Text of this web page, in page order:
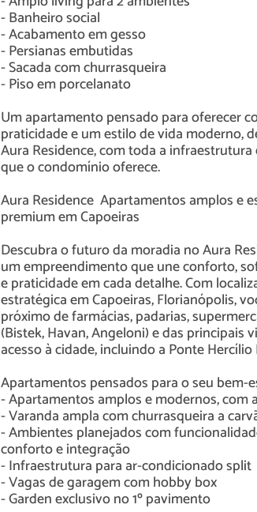
- Banheiro social
- Acabamento em gesso
- Persianas embutidas
- Sacada com churrasqueira
- Piso em porcelanato
Um apartamento pensado para oferecer
praticidade e um estilo de vida moderno,
Aura Residence, com toda a infraestrutura
que o condomínio oferece.
Aura Residence  Apartamentos amplos e
premium em Capoeiras
Descubra o futuro da moradia no Aura
um empreendimento que une conforto,
e praticidade em cada detalhe. Com
estratégica em Capoeiras, Florianópolis,
próximo de farmácias, padarias,
(Bistek, Havan, Angeloni) e das principais
acesso à cidade, incluindo a Ponte Hercílio
Apartamentos pensados para o seu bem-
- Apartamentos amplos e modernos, com
- Varanda ampla com churrasqueira a
- Ambientes planejados com
conforto e integração
- Infraestrutura para ar-condicionado split
- Vagas de garagem com hobby box
- Garden exclusivo no 1º pavimento